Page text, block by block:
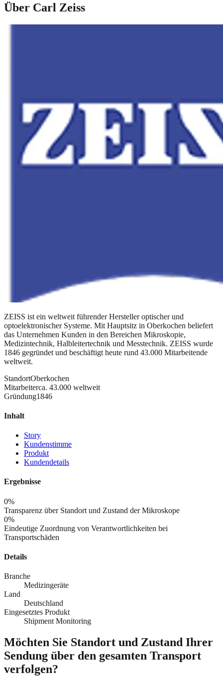
Über Carl Zeiss
ZEISS ist ein weltweit führender Hersteller optischer und
optoelektronischer Systeme. Mit Hauptsitz in Oberkochen beliefert
das Unternehmen Kunden in den Bereichen Mikroskopie,
Medizintechnik, Halbleitertechnik und Messtechnik. ZEISS wurde
1846 gegründet und beschäftigt heute rund 43.000 Mitarbeitende
weltweit.
StandortOberkochen
Mitarbeiterca. 43.000 weltweit
Gründung1846
Inhalt
Story
Kundenstimme
Produkt
Kundendetails
Ergebnisse
0%
Transparenz über Standort und Zustand der Mikroskope
0%
Eindeutige Zuordnung von Verantwortlichkeiten bei
Transportschäden
Details
Branche
Medizingeräte
Land
Deutschland
Eingesetztes Produkt
Shipment Monitoring
Möchten Sie Standort und Zustand Ihrer
Sendung über den gesamten Transport
verfolgen?